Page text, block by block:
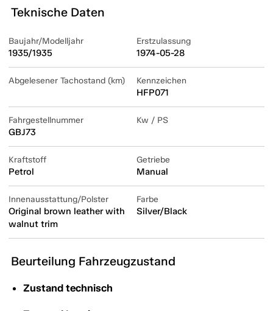
Teknische Daten
Baujahr/Modelljahr
1935/1935
Erstzulassung
1974-05-28
Abgelesener Tachostand (km) Kennzeichen
HFP071
Fahrgestellnummer
GBJ73
Kw / PS
Kraftstoff
Petrol
Getriebe
Manual
Innenausstattung/Polster
Original brown leather with
walnut trim
Farbe
Silver/Black
Beurteilung Fahrzeugzustand
Zustand technisch